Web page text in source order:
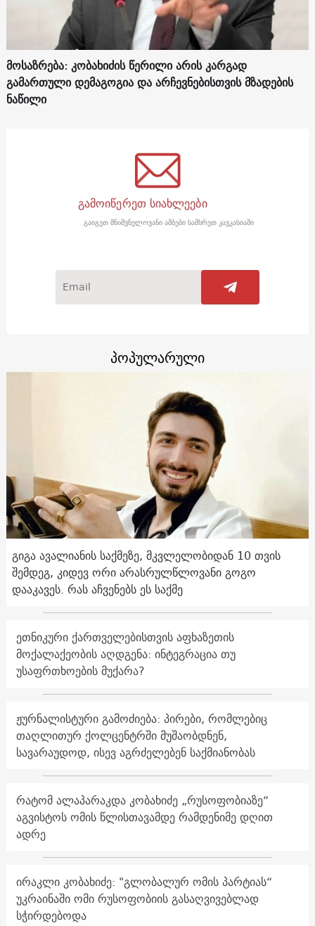
მოსაზრება: კობახიძის წერილი არის კარგად
გამართული დემაგოგია და არჩევნებისთვის მზადების
ნაწილი
გამოიწერეთ სიახლეები
გაიგეთ მნიშვნელოვანი ამბები სამხრეთ კავკასიაში
პოპულარული
გიგა ავალიანის საქმეზე, მკვლელობიდან 10 თვის
შემდეგ, კიდევ ორი არასრულწლოვანი გოგო
დააკავეს. რას აჩვენებს ეს საქმე
ეთნიკური ქართველებისთვის აფხაზეთის
მოქალაქეობის აღდგენა: ინტეგრაცია თუ
უსაფრთხოების მუქარა?
ჟურნალისტური გამოძიება: პირები, რომლებიც
თაღლითურ ქოლცენტრში მუშაობდნენ,
სავარაუდოდ, ისევ აგრძელებენ საქმიანობას
რატომ ალაპარაკდა კობახიძე „რუსოფობიაზე“
აგვისტოს ომის წლისთავამდე რამდენიმე დღით
ადრე
ირაკლი კობახიძე: "გლობალურ ომის პარტიას“
უკრაინაში ომი რუსოფობიის გასაღვივებლად
სჭირდებოდა